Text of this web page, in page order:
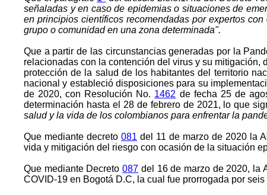
señaladas y en caso de epidemias o situaciones de
en principios científicos recomendadas por expertos
grupo o comunidad en una zona determinada".
Que a partir de las circunstancias generadas por la
relacionadas con la contención del virus y su
protección de la salud de los habitantes del territorio
nacional y estableció disposiciones para su
de 2020, con Resolución No. 1462 de fecha 25 de
determinación hasta el 28 de febrero de 2021, lo que
salud y la vida de los colombianos para enfrentar la
Que mediante decreto 081 del 11 de marzo de 2020 la
vida y mitigación del riesgo con ocasión de la situación
Que mediante Decreto087 del 16 de marzo de 2020, la
COVID-19 en Bogotá D.C, la cual fue prorrogada por